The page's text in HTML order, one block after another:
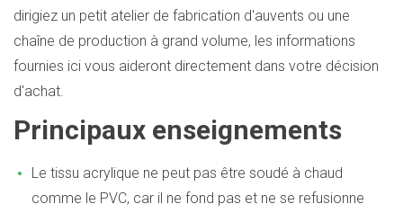
dirigiez un petit atelier de fabrication d'auvents ou une
chaîne de production à grand volume, les informations
fournies ici vous aideront directement dans votre décision
d'achat.
Principaux enseignements
Le tissu acrylique ne peut pas être soudé à chaud
comme le PVC, car il ne fond pas et ne se refusionne